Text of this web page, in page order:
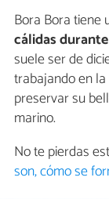
Bora Bora tiene
cálidas
suele ser de
trabajando en
preservar su
marino.
No te pierdas
son, cómo se